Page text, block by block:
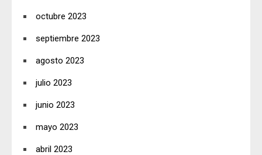
octubre 2023
septiembre 2023
agosto 2023
julio 2023
junio 2023
mayo 2023
abril 2023